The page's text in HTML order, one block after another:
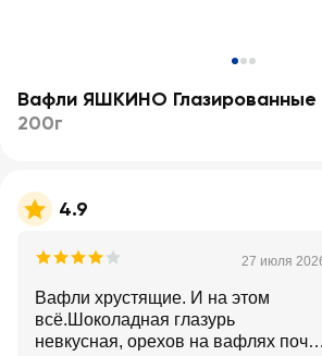
Вафли ЯШКИНО Глазированные
200г
4.9
27 июля
Вафли хрустящие. И на этом
всё.Шоколадная глазурь
невкусная, орехов на вафлях почти